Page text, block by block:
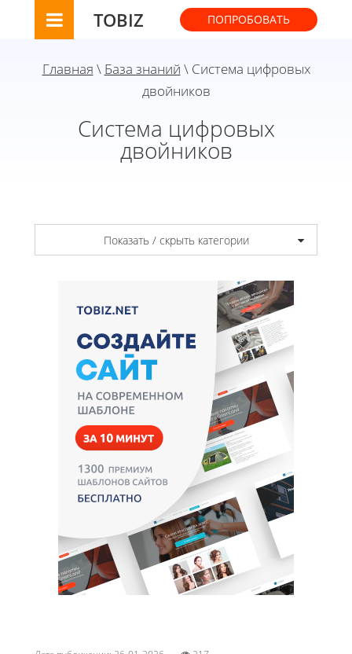
TOBIZ ПОПРОБОВАТЬ
Главная \ База знаний \ Система цифровых
двойников
Система цифровых
двойников
Показать / скрыть категории